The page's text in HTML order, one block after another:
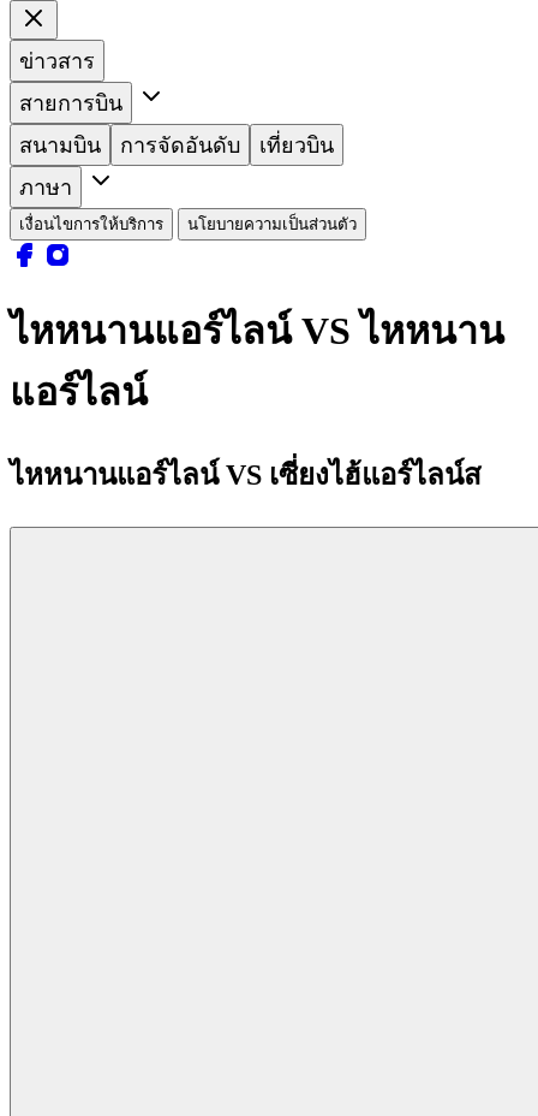
ข่าวสาร
สายการบิน
สนามบิน
การจัดอันดับ
เที่ยวบิน
ภาษา
เงื่อนไขการให้บริการ นโยบายความเป็นส่วนตัว
ไหหนานแอร์ไลน์ VS ไหหนาน
แอร์ไลน์
ไหหนานแอร์ไลน์ VS เซี่ยงไฮ้แอร์ไลน์ส